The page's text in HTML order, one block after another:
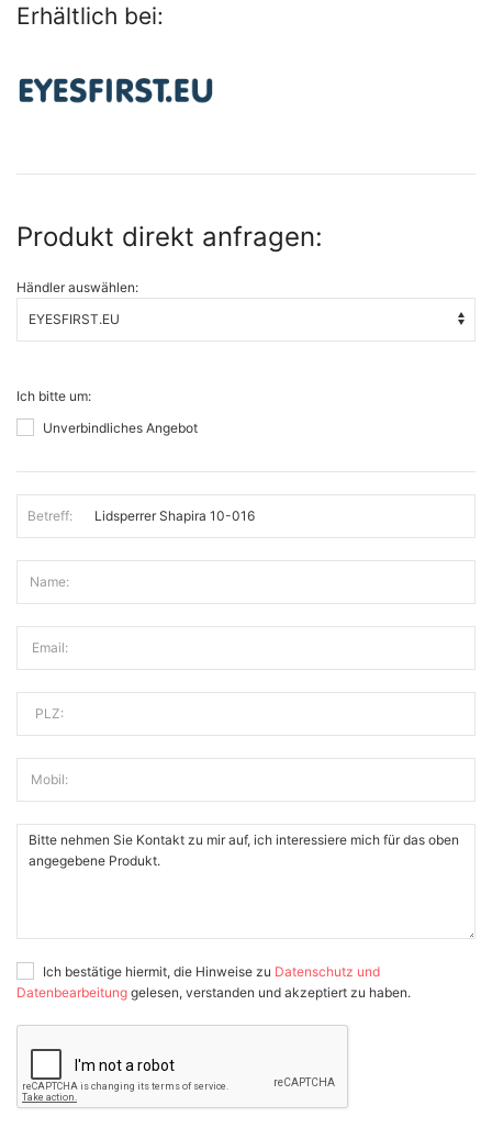
Erhältlich bei:
Produkt direkt anfragen:
Händler auswählen:
Ich bitte um:
Unverbindliches Angebot
Betreff:
Name:
Email:
PLZ:
Mobil:
Ich bestätige hiermit, die Hinweise zu Datenschutz und
Datenbearbeitung gelesen, verstanden und akzeptiert zu haben.